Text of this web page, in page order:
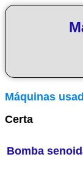
Máquinas
Certa
Bomba